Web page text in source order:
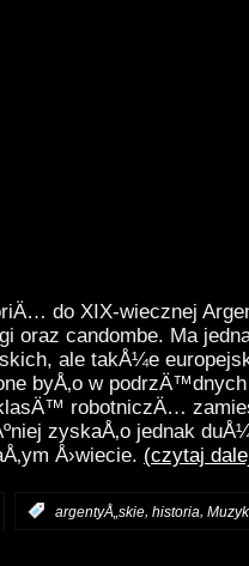
do XIX-wiecznej
oraz candombe. Ma
ale takÅ¼e
byÅ‚o w
robotniczÄ…
zyskaÅ‚o jednak
Å›wiecie. (czytaj
argentyÅ„skie historia